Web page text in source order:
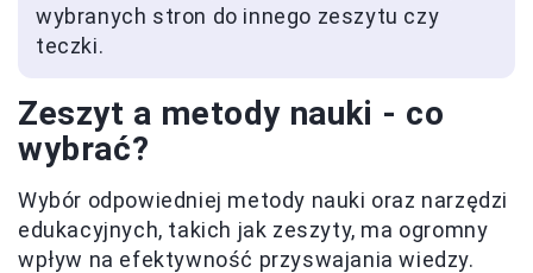
wybranych stron do innego zeszytu czy
teczki.
Zeszyt a metody nauki - co
wybrać?
Wybór odpowiedniej metody nauki oraz narzędzi
edukacyjnych, takich jak zeszyty, ma ogromny
wpływ na efektywność przyswajania wiedzy.